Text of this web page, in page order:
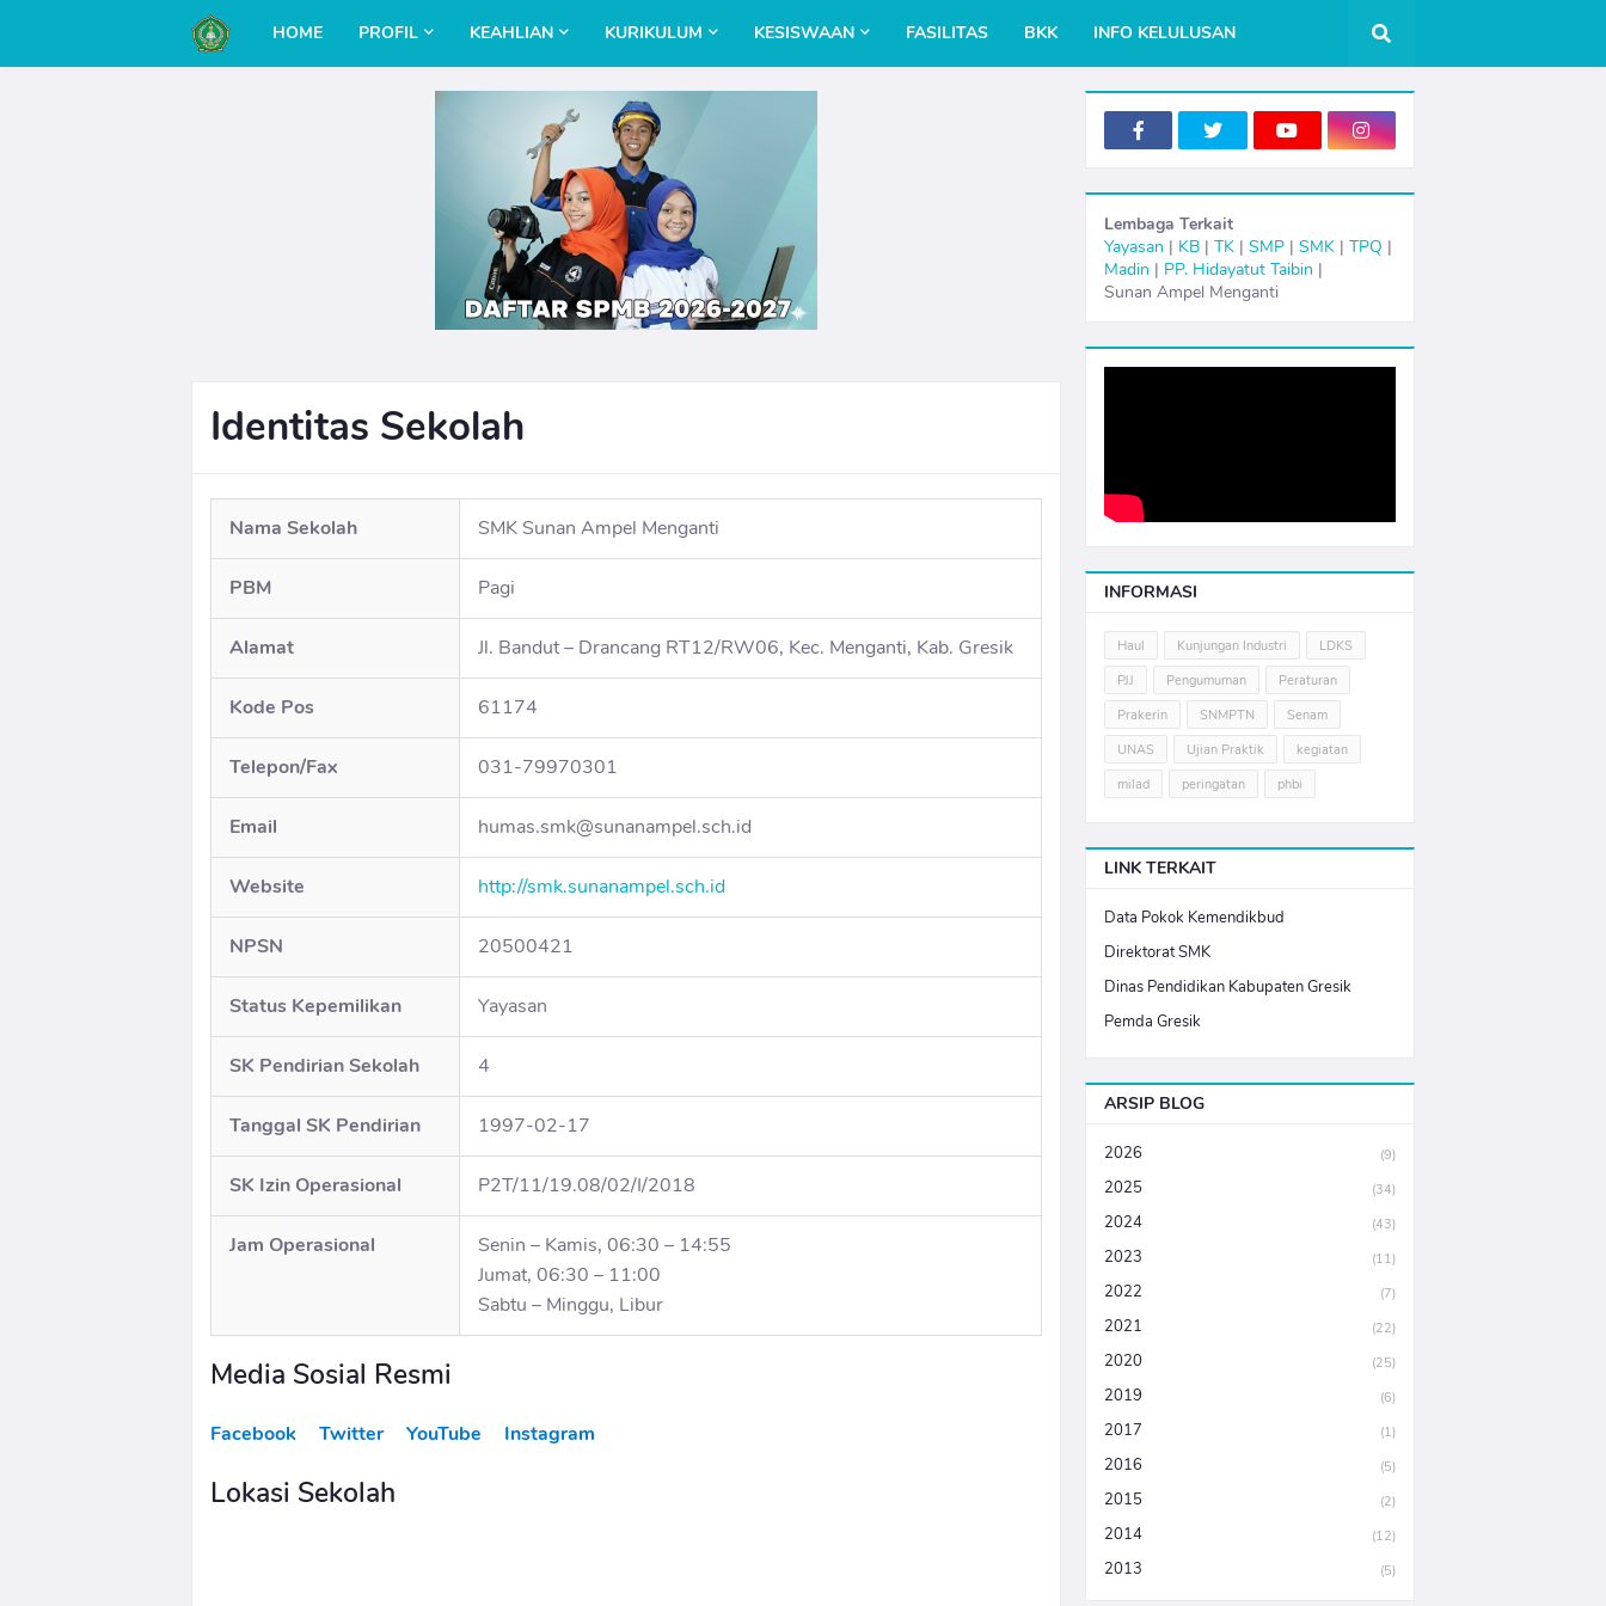
HOME PROFIL KEAHLIAN KURIKULUM KESISWAAN FASILITAS BKK INFO KELULUSAN
Identitas Sekolah
Nama Sekolah SMK Sunan Ampel Menganti
PBM Pagi
Alamat Jl. Bandut – Drancang RT12/RW06, Kec. Menganti, Kab. Gresik
Kode Pos 61174
Telepon/Fax 031-79970301
Email humas.smk@sunanampel.sch.id
Website http://smk.sunanampel.sch.id
NPSN 20500421
Status Kepemilikan Yayasan
SK Pendirian Sekolah 4
Tanggal SK Pendirian 1997-02-17
SK Izin Operasional P2T/11/19.08/02/I/2018
Jam Operasional
Senin – Kamis, 06:30 – 14:55
Jumat, 06:30 – 11:00
Sabtu – Minggu, Libur
Media Sosial Resmi
Facebook Twitter YouTube Instagram
Lokasi Sekolah
Lembaga Terkait
Yayasan | KB | TK | SMP | SMK | TPQ |
Madin | PP. Hidayatut Taibin |
Sunan Ampel Menganti
INFORMASI
Haul Kunjungan Industri
LDKS
PJJ
Pengumuman
Peraturan
Prakerin
SNMPTN
Senam
UNAS
Ujian Praktik
kegiatan
milad
peringatan phbi
LINK TERKAIT
Data Pokok Kemendikbud
Direktorat SMK
Dinas Pendidikan Kabupaten Gresik
Pemda Gresik
ARSIP BLOG
2026 (9)
2025 (34)
2024 (43)
2023 (11)
2022 (7)
2021 (22)
2020 (25)
2019 (6)
2017 (1)
2016 (5)
2015 (2)
2014 (12)
2013 (5)